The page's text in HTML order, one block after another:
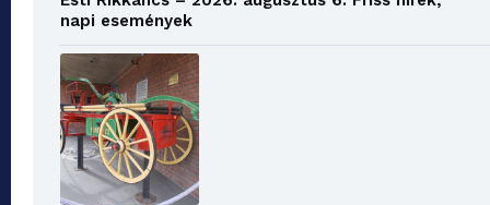
napi események